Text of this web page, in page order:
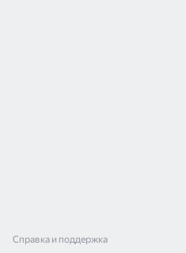
Справка и поддержка